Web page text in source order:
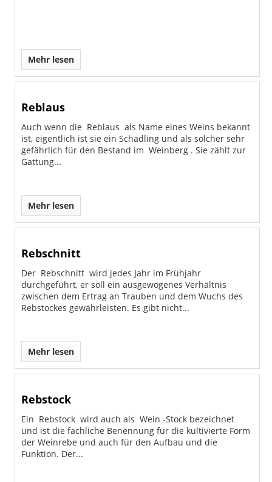
Mehr lesen
Reblaus
Auch wenn die Reblaus als Name eines Weins bekannt
ist, eigentlich ist sie ein Schädling und als solcher sehr
gefährlich für den Bestand im Weinberg . Sie zählt zur
Gattung...
Mehr lesen
Rebschnitt
Der Rebschnitt wird jedes Jahr im Frühjahr
durchgeführt, er soll ein ausgewogenes Verhältnis
zwischen dem Ertrag an Trauben und dem Wuchs des
Rebstockes gewährleisten. Es gibt nicht...
Mehr lesen
Rebstock
Ein Rebstock wird auch als Wein -Stock bezeichnet
und ist die fachliche Benennung für die kultivierte Form
der Weinrebe und auch für den Aufbau und die
Funktion. Der...